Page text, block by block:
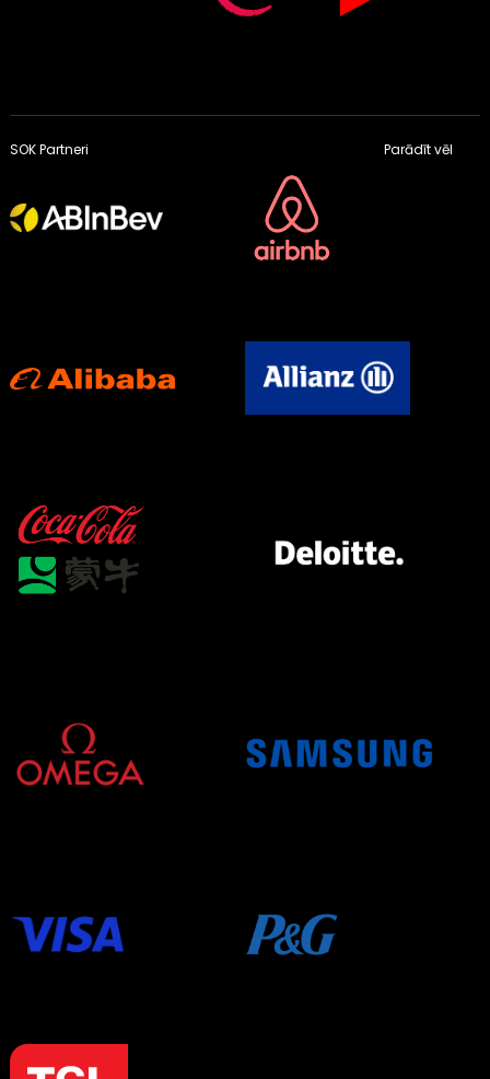
SOK Partneri Parādīt vēl